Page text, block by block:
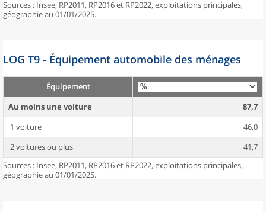
Sources : Insee, RP2011, RP2016 et RP2022, exploitations principales,
géographie au 01/01/2025.
LOG T9 - Équipement automobile des ménages
Équipement
Au moins une voiture
87,7
1 voiture
46,0
2 voitures ou plus
41,7
Sources : Insee, RP2011, RP2016 et RP2022, exploitations principales,
géographie au 01/01/2025.